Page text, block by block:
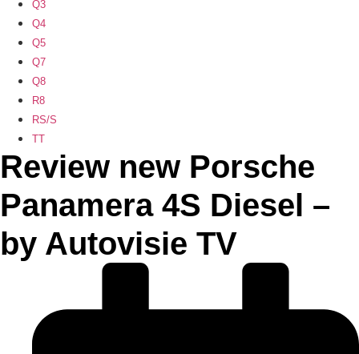
Q3
Q4
Q5
Q7
Q8
R8
RS/S
TT
Review new Porsche
Panamera 4S Diesel –
by Autovisie TV